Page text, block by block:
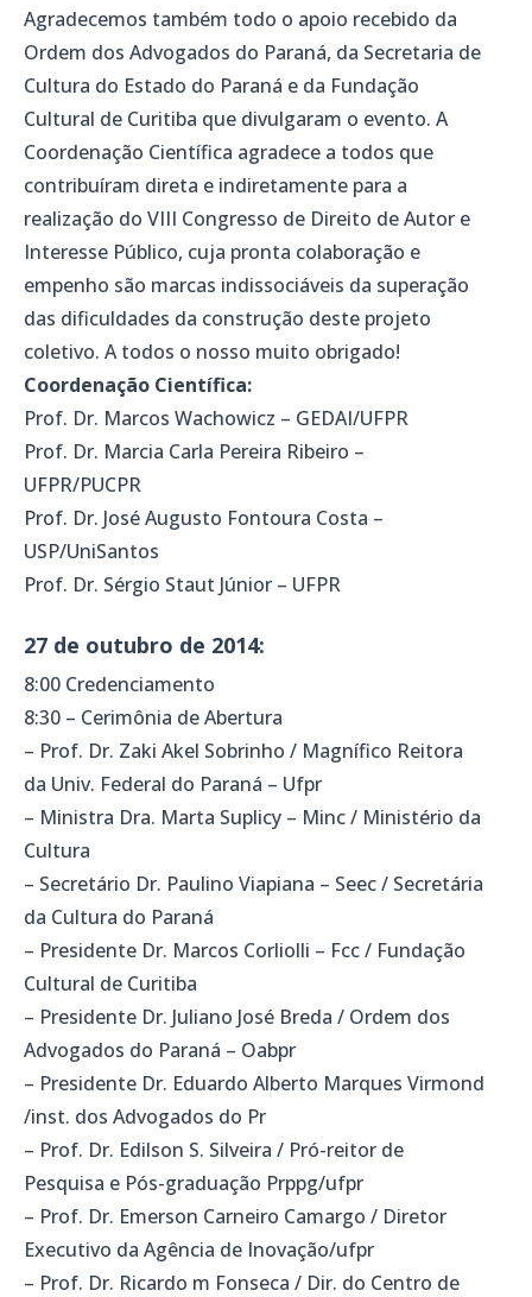
Agradecemos também todo o apoio recebido da
Ordem dos Advogados do Paraná, da Secretaria de
Cultura do Estado do Paraná e da Fundação
Cultural de Curitiba que divulgaram o evento. A
Coordenação Científica agradece a todos que
contribuíram direta e indiretamente para a
realização do VIII Congresso de Direito de Autor e
Interesse Público, cuja pronta colaboração e
empenho são marcas indissociáveis da superação
das dificuldades da construção deste projeto
coletivo. A todos o nosso muito obrigado!
Coordenação Científica:
Prof. Dr. Marcos Wachowicz – GEDAI/UFPR
Prof. Dr. Marcia Carla Pereira Ribeiro –
UFPR/PUCPR
Prof. Dr. José Augusto Fontoura Costa –
USP/UniSantos
Prof. Dr. Sérgio Staut Júnior – UFPR
27 de outubro de 2014:
8:00 Credenciamento
8:30 – Cerimônia de Abertura
– Prof. Dr. Zaki Akel Sobrinho / Magnífico Reitora
da Univ. Federal do Paraná – Ufpr
– Ministra Dra. Marta Suplicy – Minc / Ministério da
Cultura
– Secretário Dr. Paulino Viapiana – Seec / Secretária
da Cultura do Paraná
– Presidente Dr. Marcos Corliolli – Fcc / Fundação
Cultural de Curitiba
– Presidente Dr. Juliano José Breda / Ordem dos
Advogados do Paraná – Oabpr
– Presidente Dr. Eduardo Alberto Marques Virmond
/inst. dos Advogados do Pr
– Prof. Dr. Edilson S. Silveira / Pró-reitor de
Pesquisa e Pós-graduação Prppg/ufpr
– Prof. Dr. Emerson Carneiro Camargo / Diretor
Executivo da Agência de Inovação/ufpr
– Prof. Dr. Ricardo m Fonseca / Dir. do Centro de